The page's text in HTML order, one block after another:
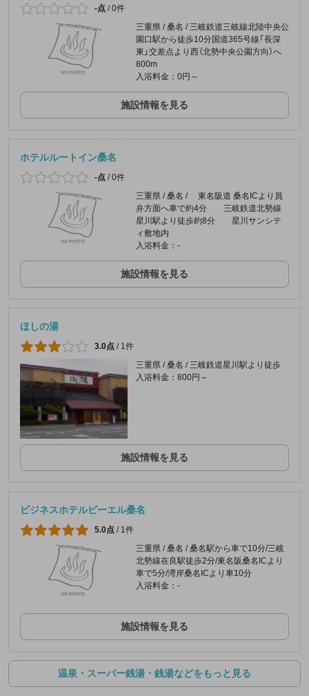
-点 /0件
三重県 / 桑名 / 三岐鉄道三岐線北陸中央公
園口駅から徒歩10分国道365号線「長深
東」交差点より西（北勢中央公園方向）へ
800m
入浴料金：0円～
施設情報を見る
ホテルルートイン桑名
-点 /0件
三重県 / 桑名 / 東名阪道 桑名ICより員
弁方面へ車で約4分 三岐鉄道北勢線
星川駅より徒歩約8分 星川サンシテ
ィ敷地内
入浴料金：-
施設情報を見る
ほしの湯
3.0点 / 1件
三重県 / 桑名 / 三岐鉄道星川駅より徒歩
入浴料金：800円～
施設情報を見る
ビジネスホテルビーエル桑名
5.0点 / 1件
三重県 / 桑名 / 桑名駅から車で10分/三岐
北勢線在良駅徒歩2分/東名阪桑名ICより
車で5分/湾岸桑名ICより車10分
入浴料金：-
施設情報を見る
温泉・スーパー銭湯・銭湯などをもっと見る